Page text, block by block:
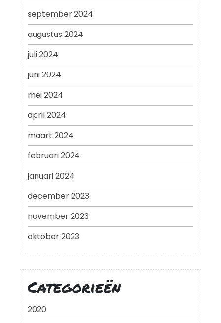
september 2024
augustus 2024
juli 2024
juni 2024
mei 2024
april 2024
maart 2024
februari 2024
januari 2024
december 2023
november 2023
oktober 2023
Categorieën
2020